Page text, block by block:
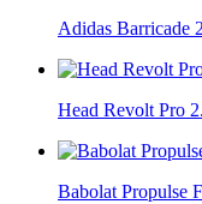
Adidas Barricade
Head Revolt Pro
Babolat Propulse